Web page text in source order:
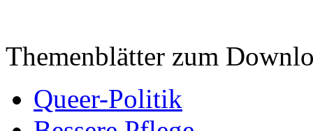
Themenblätter zum
Queer-Politik